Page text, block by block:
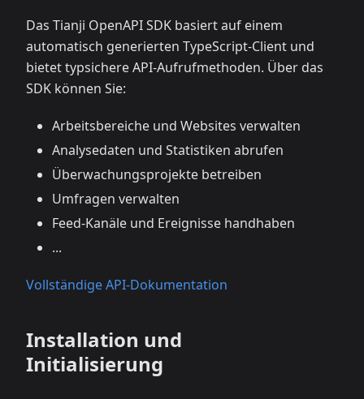
Das Tianji OpenAPI SDK basiert auf einem
automatisch generierten TypeScript-Client und
bietet typsichere API-Aufrufmethoden. Über das
SDK können Sie:
Arbeitsbereiche und Websites verwalten
Analysedaten und Statistiken abrufen
Überwachungsprojekte betreiben
Umfragen verwalten
Feed-Kanäle und Ereignisse handhaben
...
Vollständige API-Dokumentation
Installation und
Initialisierung